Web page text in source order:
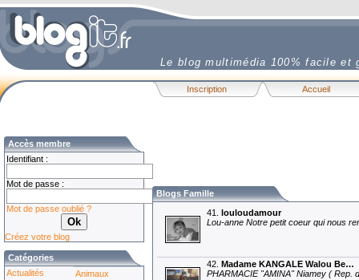
Le blog multimédia 100% facile et
Inscription Accueil
Accès membre
Identifiant :
Mot de passe :
Mot de passe oublié ?
Créez votre blog
Catégories
Actualités
Animaux
Blogs Famille
41. louloudamour
Lou-anne Notre petit coeur qui nous
42. Madame KANGALE Walou Be…
PHARMACIE "AMINA" Niamey ( Rep.